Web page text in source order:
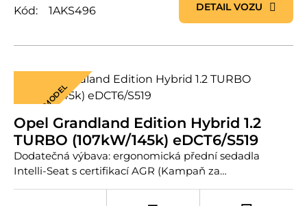
Kód: 1AKS496 DETAIL VOZU
NOVÝ MODEL
Opel Grandland Edition Hybrid 1.2
TURBO (107kW/145k) eDCT6/S519
Dodatečná výbava: ergonomická přední sedadla
Intelli-Seat s certifikací AGR (Kampaň za…